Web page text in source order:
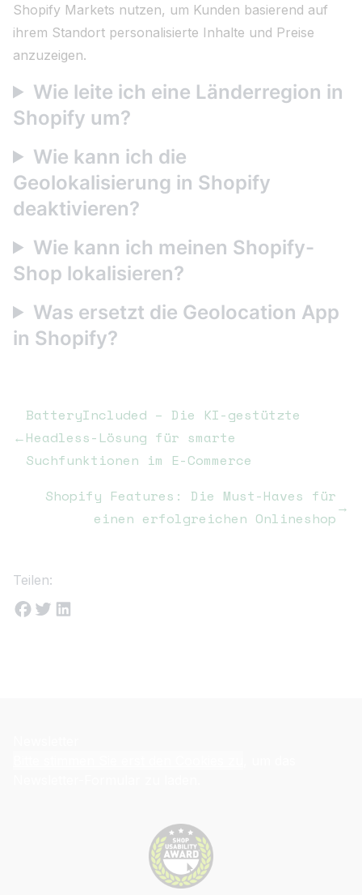
Shopify Markets nutzen, um Kunden basierend auf
ihrem Standort personalisierte Inhalte und Preise
anzuzeigen.
Wie leite ich eine Länderregion in
Shopify um?
Wie kann ich die
Geolokalisierung in Shopify
deaktivieren?
Wie kann ich meinen Shopify-
Shop lokalisieren?
Was ersetzt die Geolocation App
in Shopify?
←
BatteryIncluded – Die KI-gestützte
Headless-Lösung für smarte
Suchfunktionen im E-Commerce
Shopify Features: Die Must-Haves für
einen erfolgreichen Onlineshop
→
Teilen: